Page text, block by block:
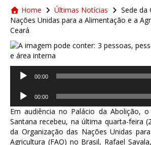
Home Últimas Notícias
Sede da
Nações Unidas para a Alimentação e a
Ceará
Tocador
áudio
00:00
Tocador
áudio
00:00
Em audiência no Palácio da Abolição,
Santana recebeu, na última quarta-feira
da Organização das Nações Unidas
Agricultura (FAO) no Brasil, Rafael